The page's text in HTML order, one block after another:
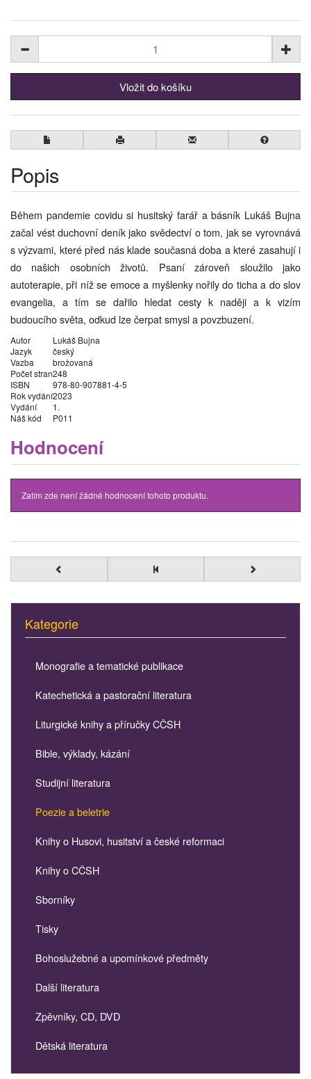
Popis
Během pandemie covidu si husitský farář a básník Lukáš Bujna
začal vést duchovní deník jako svědectví o tom, jak se vyrovnává
s výzvami, které před nás klade současná doba a které zasahují i
do našich osobních životů. Psaní zároveň sloužilo jako
autoterapie, při níž se emoce a myšlenky nořily do ticha a do slov
evangelia, a tím se dařilo hledat cesty k naději a k vizím
budoucího světa, odkud lze čerpat smysl a povzbuzení.
Autor
Lukáš Bujna
Jazyk
český
Vazba
brožovaná
Počet stran248
ISBN
978-80-907881-4-5
Rok vydání2023
Vydání
1.
Náš kód
P011
Hodnocení
Zatím zde není žádné hodnocení tohoto produktu.
Kategorie
Monografie a tematické publikace
Katechetická a pastorační literatura
Liturgické knihy a příručky CČSH
Bible, výklady, kázání
Studijní literatura
Poezie a beletrie
Knihy o Husovi, husitství a české reformaci
Knihy o CČSH
Sborníky
Tisky
Bohoslužebné a upomínkové předměty
Další literatura
Zpěvníky, CD, DVD
Dětská literatura